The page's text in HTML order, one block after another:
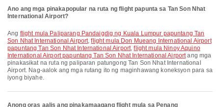
Ano ang mga pinakapopular na ruta ng flight papunta sa Tan Son Nhat
International Airport?
Ang flight mula Paliparang Pandaigdig ng Kuala Lumpur papuntang Tan
Son Nhat International Airport,flight mula Don Mueang International Airport
papuntang Tan Son Nhat International Airport,flight mula Ninoy Aquino
International Airport papuntang Tan Son Nhat International Airportang mga
pinakasikat na ruta ng paliparan patungong Tan Son Nhat International
Airport. Nag-aalok ang mga rutang ito ng maginhawang koneksyon para sa
iyong biyahe.
Anong oras aalis ang pinakamaagang flight mula sa Penang